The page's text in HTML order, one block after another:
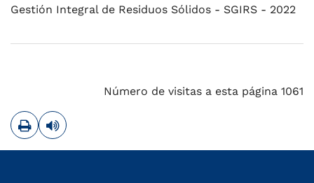
Gestión Integral de Residuos Sólidos - SGIRS - 2022
Número de visitas a esta página 1061
ImprimirLeer contenido